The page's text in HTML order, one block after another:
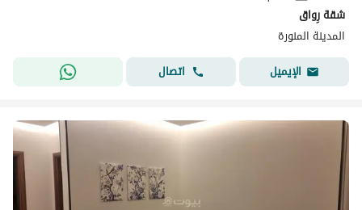
شقة رِواق
المدينة المنورة
الإيميل
اتصال